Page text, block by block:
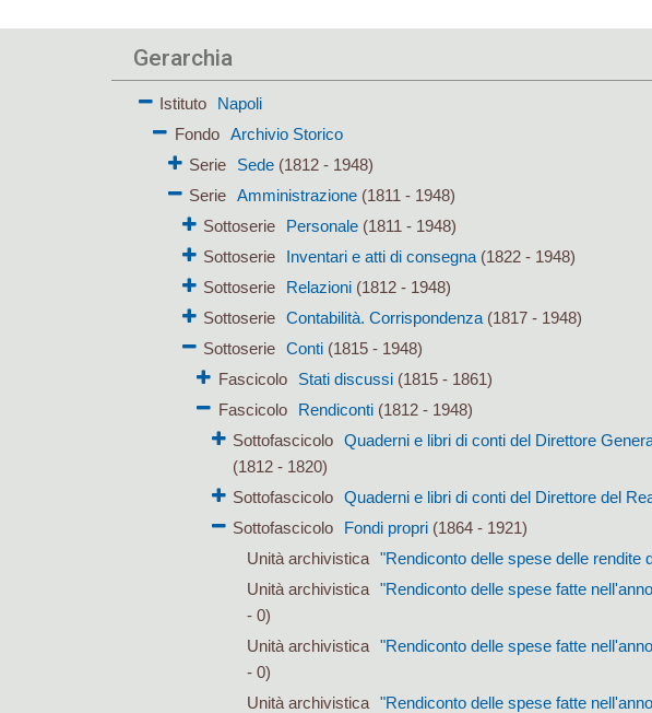
Gerarchia
Istituto
Napoli
Fondo
Archivio Storico
Serie
Sede(1812 - 1948)
Serie Amministrazione(1811 - 1948)
Sottoserie
Personale (1811 - 1948)
Sottoserie
Inventari e atti di consegna (1822 - 1948)
Sottoserie
Relazioni (1812 - 1948)
Sottoserie
Contabilità. Corrispondenza (1817 - 1948)
Sottoserie
Conti (1815 - 1948)
Fascicolo
Stati discussi(1815 - 1861)
Fascicolo
Rendiconti(1812 - 1948)
Sottofascicolo Quaderni e libri di conti del Direttore
(1812 - 1820)
Sottofascicolo Quaderni e libri di conti del Direttore del
Sottofascicolo
Fondi propri(1864 - 1921)
Unità archivistica
"Rendiconto delle spese delle rendite
Unità archivistica
"Rendiconto delle spese fatte
- 0)
Unità archivistica
"Rendiconto delle spese fatte
- 0)
Unità archivistica
"Rendiconto delle spese fatte